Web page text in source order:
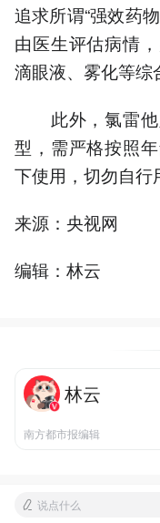
追求所谓“强效药
由医生评估病情
滴眼液、雾化等综
此外，氯雷他
型，需严格按照
下使用，切勿自行
来源：央视网
编辑：林云
林云
南方都市报编辑
说点什么